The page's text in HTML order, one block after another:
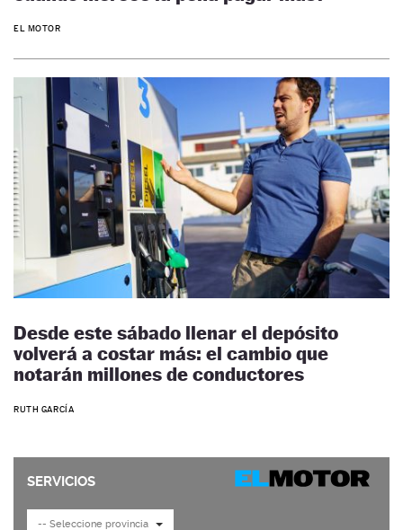
EL MOTOR
Desde este sábado llenar el depósito
volverá a costar más: el cambio que
notarán millones de conductores
RUTH GARCÍA